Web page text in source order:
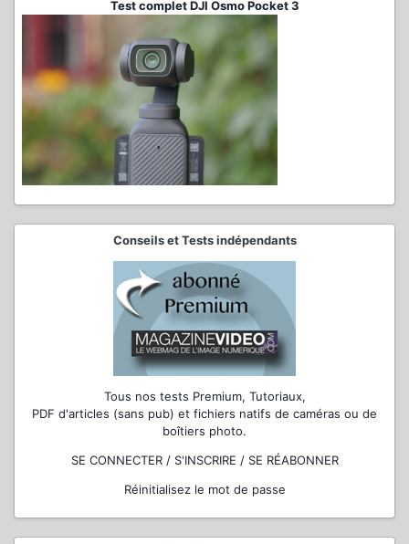
Test complet DJI Osmo Pocket 3
Conseils et Tests indépendants
Tous nos tests Premium, Tutoriaux,
PDF d'articles (sans pub) et fichiers natifs de caméras ou de
boîtiers photo.
SE CONNECTER / S'INSCRIRE / SE RÉABONNER
Réinitialisez le mot de passe